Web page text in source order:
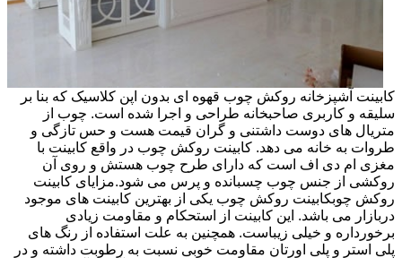
کابینت آشپزخانه روکش چوب قهوه ای بدون اپن کلاسیک که بنا بر
سلیقه و کاربری صاحبخانه طراحی و اجرا شده است. چوب از
متریال های دوست داشتنی و گران قیمت هست و حس تازگی و
طروات به خانه می دهد. کابینت روکش چوب در واقع کابینت با
مغزی ام دی اف است که دارای طرح چوب هستش و روی آن
روکشی از جنس چوب چسبانده و پرس می شود.مزایای کابینت
روکش چوبکابینت روکش چوب یکی از بهترین کابینت های موجود
دربازار می باشد. این کابینت از استحکام و مقاومت زیادی
برخورداره و خیلی زیباست. همچنین به علت استفاده از رنگ های
پلی استر و پلی اورتان مقاومت خوبی نسبت به رطوبت داشته و در